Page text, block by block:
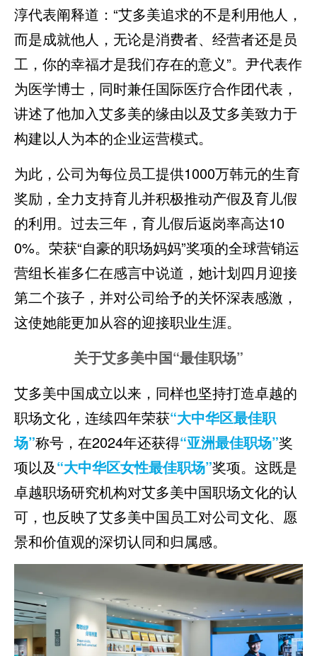
淳代表阐释道：“艾多美追求的不是利用他人，
而是成就他人，无论是消费者、经营者还是员
工，你的幸福才是我们存在的意义”。尹代表作
为医学博士，同时兼任国际医疗合作团代表，
讲述了他加入艾多美的缘由以及艾多美致力于
构建以人为本的企业运营模式。
为此，公司为每位员工提供1000万韩元的生育
奖励，全力支持育儿并积极推动产假及育儿假
的利用。过去三年，育儿假后返岗率高达10
0%。荣获“自豪的职场妈妈”奖项的全球营销运
营组长崔多仁在感言中说道，她计划四月迎接
第二个孩子，并对公司给予的关怀深表感激，
这使她能更加从容的迎接职业生涯。
关于艾多美中国“最佳职场”
艾多美中国成立以来，同样也坚持打造卓越的
职场文化，连续四年荣获“大中华区最佳职
场”称号，在2024年还获得“亚洲最佳职场”奖
项以及“大中华区女性最佳职场”奖项。这既是
卓越职场研究机构对艾多美中国职场文化的认
可，也反映了艾多美中国员工对公司文化、愿
景和价值观的深切认同和归属感。